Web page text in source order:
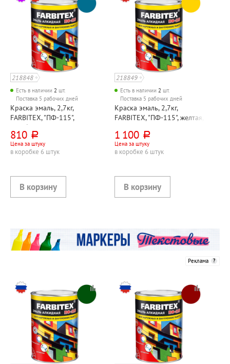
218848
Есть в наличии 2 шт.
Поставка 5 рабочих дней
Краска эмаль, 2,7кг,
FARBITEX, "ПФ-115",
голубая, алкидная
810 руб.
Цена за штуку
в коробке 6 штук
218849
Есть в наличии 2 шт.
Поставка 5 рабочих дней
Краска эмаль, 2,7кг,
FARBITEX, "ПФ-115", желтая,
1 100 руб.
Цена за штуку
в коробке 6 штук
Реклама